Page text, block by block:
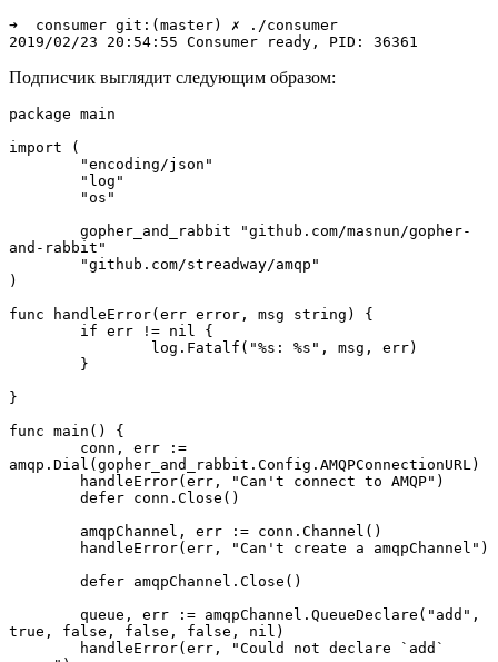
➜  consumer git:(master) ✗ ./consumer
2019/02/23 20:54:55 Consumer ready, PID: 36361
Подписчик выглядит следующим образом:
package main
import (
and-rabbit"
)
func handleError(err error, msg string) {
}
func main() {
amqp.Dial(gopher_and_rabbit.Config.AMQPConnectionURL)
true, false, false, false, nil)